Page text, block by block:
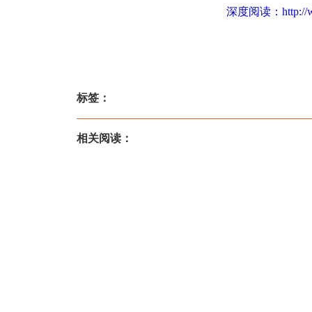
深度阅读： http://
标签：
相关阅读：